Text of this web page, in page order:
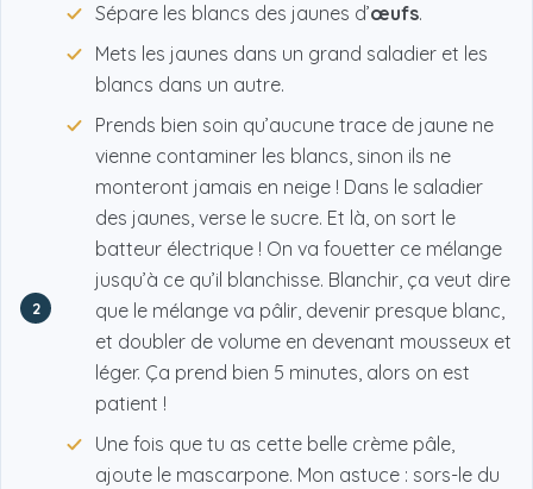
2
Sépare les blancs des jaunes d’œufs.
Mets les jaunes dans un grand saladier et les
blancs dans un autre.
Prends bien soin qu’aucune trace de jaune ne
vienne contaminer les blancs, sinon ils ne
monteront jamais en neige ! Dans le saladier
des jaunes, verse le sucre. Et là, on sort le
batteur électrique ! On va fouetter ce mélange
jusqu’à ce qu’il blanchisse. Blanchir, ça veut dire
que le mélange va pâlir, devenir presque blanc,
et doubler de volume en devenant mousseux et
léger. Ça prend bien 5 minutes, alors on est
patient !
Une fois que tu as cette belle crème pâle,
ajoute le mascarpone. Mon astuce : sors-le du